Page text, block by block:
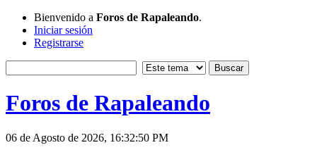
Bienvenido a Foros de Rapaleando.
Iniciar sesión
Registrarse
Foros de Rapaleando
06 de Agosto de 2026, 16:32:50 PM